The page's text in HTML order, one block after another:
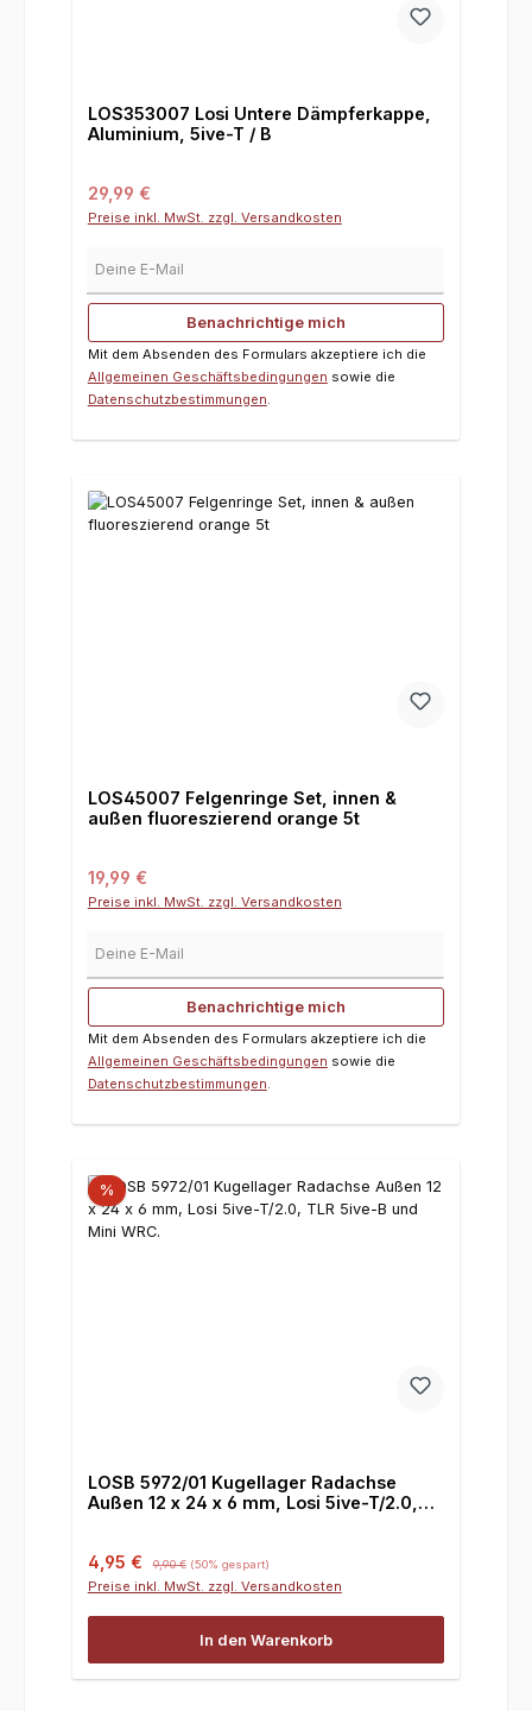
LOS353007 Losi Untere Dämpferkappe,
Aluminium, 5ive-T / B
Regulärer Preis:
29,99 €
Preise inkl. MwSt. zzgl. Versandkosten
Benachrichtige mich
Mit dem Absenden des Formulars akzeptiere ich die
Allgemeinen Geschäftsbedingungen sowie die
Datenschutzbestimmungen
LOS45007 Felgenringe Set, innen &
außen fluoreszierend orange 5t
Regulärer Preis:
19,99 €
Preise inkl. MwSt. zzgl. Versandkosten
Benachrichtige mich
Mit dem Absenden des Formulars akzeptiere ich die
Allgemeinen Geschäftsbedingungen sowie die
Datenschutzbestimmungen
%
LOSB 5972/01 Kugellager Radachse
Außen 12 x 24 x 6 mm, Losi 5ive-T/2.0,
Verkaufspreis:
4,95 € Regulärer Preis:
9,90 € (50% gespart)
Preise inkl. MwSt. zzgl. Versandkosten
In den Warenkorb